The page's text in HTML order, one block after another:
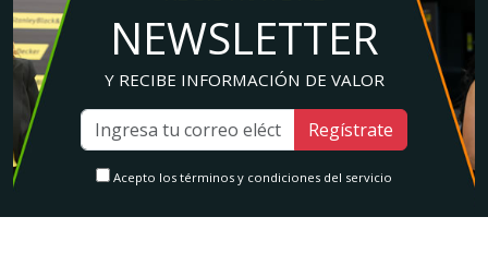
NEWSLETTER
Y RECIBE INFORMACIÓN DE VALOR
Regístrate
Acepto los términos y condiciones del servicio